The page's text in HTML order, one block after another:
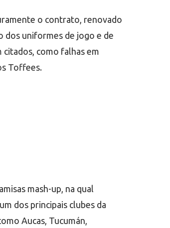
o contrato, renovado
dos uniformes de jogo e de
como falhas em
Toffees.
mash-up, na qual
dos principais clubes da
Aucas, Tucumán,